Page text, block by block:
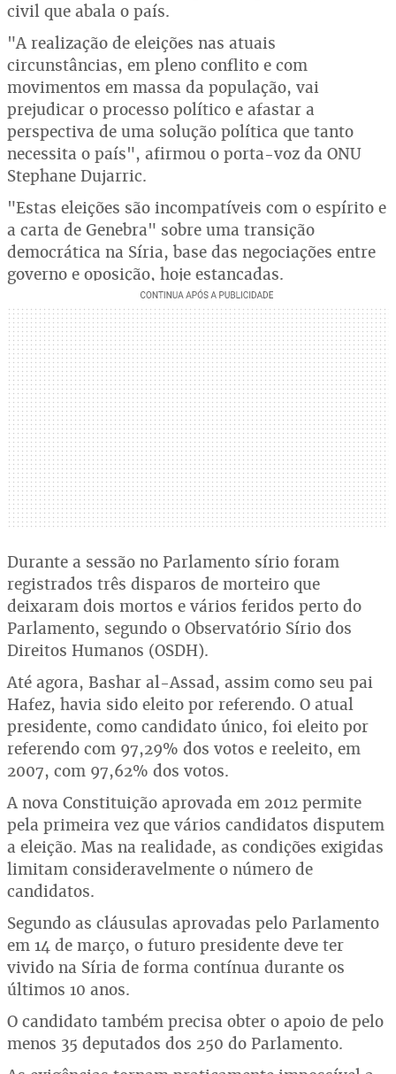
civil que abala o país.
"A realização de eleições nas atuais
circunstâncias, em pleno conflito e com
movimentos em massa da população, vai
prejudicar o processo político e afastar a
perspectiva de uma solução política que tanto
necessita o país", afirmou o porta-voz da ONU
Stephane Dujarric.
"Estas eleições são incompatíveis com o espírito e
a carta de Genebra" sobre uma transição
democrática na Síria, base das negociações entre
governo e oposição, hoje estancadas.
Durante a sessão no Parlamento sírio foram
registrados três disparos de morteiro que
deixaram dois mortos e vários feridos perto do
Parlamento, segundo o Observatório Sírio dos
Direitos Humanos (OSDH).
Até agora, Bashar al-Assad, assim como seu pai
Hafez, havia sido eleito por referendo. O atual
presidente, como candidato único, foi eleito por
referendo com 97,29% dos votos e reeleito, em
2007, com 97,62% dos votos.
A nova Constituição aprovada em 2012 permite
pela primeira vez que vários candidatos disputem
a eleição. Mas na realidade, as condições exigidas
limitam consideravelmente o número de
candidatos.
Segundo as cláusulas aprovadas pelo Parlamento
em 14 de março, o futuro presidente deve ter
vivido na Síria de forma contínua durante os
últimos 10 anos.
O candidato também precisa obter o apoio de pelo
menos 35 deputados dos 250 do Parlamento.